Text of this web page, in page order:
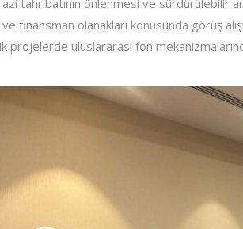
finansman olanakları konusunda görüş
projelerde uluslararası fon